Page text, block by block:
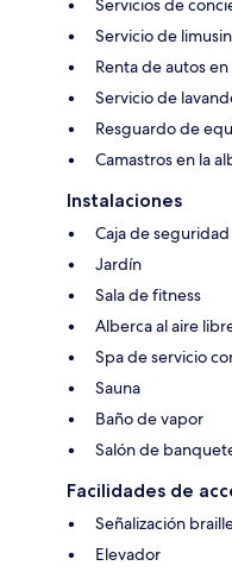
Servicios de
Servicio de
Renta de autos
Servicio de
Resguardo de
Camastros en la
Instalaciones
Caja de
Jardín
Sala de fitness
Alberca al aire
Spa de servicio
Sauna
Baño de vapor
Salón de
Facilidades de
Señalización
Elevador